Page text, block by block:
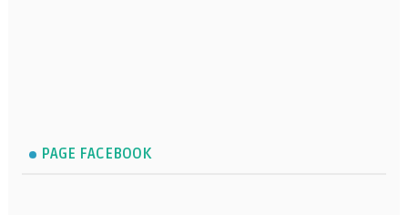
PAGE FACEBOOK